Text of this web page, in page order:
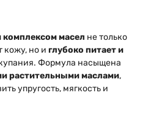
масел не только
кожу, но и глубоко питает и
Формула насыщена
растительными маслами,
упругость, мягкость и